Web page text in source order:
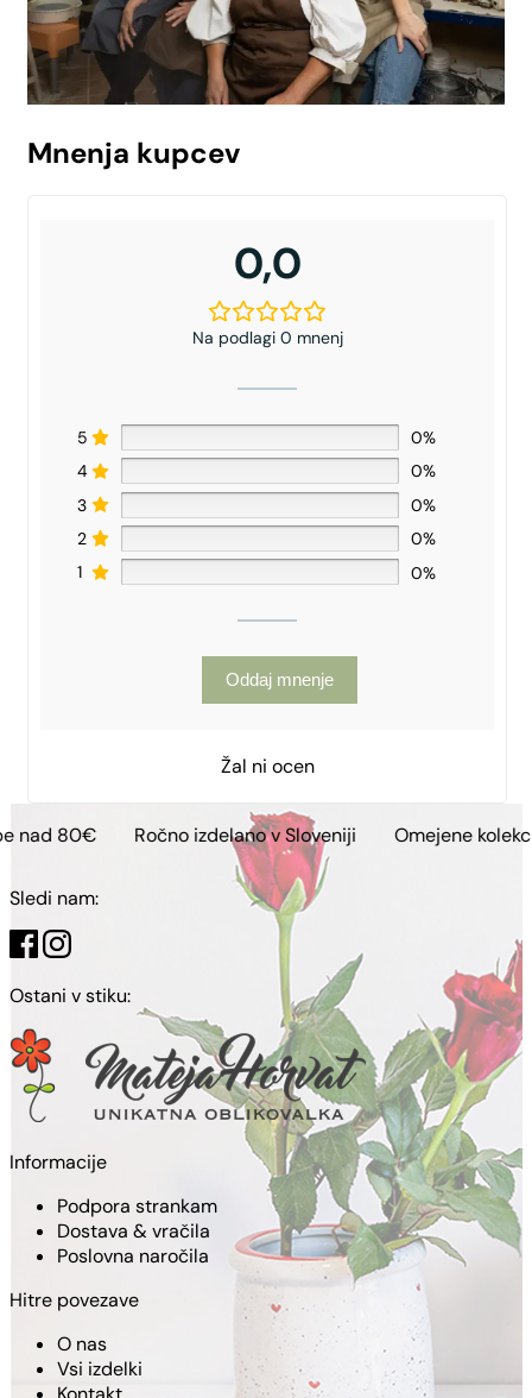
Mnenja kupcev
0,0
Na podlagi 0 mnenj
5
0%
4
0%
3
0%
2
0%
1
0%
Oddaj mnenje
Žal ni ocen
Ročno izdelano v Sloveniji Omejene kolekcije
Sledi nam:
Ostani v stiku:
Informacije
Podpora strankam
Dostava & vračila
Poslovna naročila
Hitre povezave
O nas
Vsi izdelki